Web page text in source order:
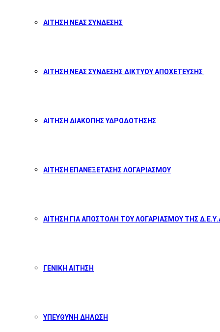
ΑΙΤΗΣΗ ΝΕΑΣ ΣΥΝΔΕΣΗΣ
ΑΙΤΗΣΗ ΝΕΑΣ ΣΥΝΔΕΣΗΣ ΔΙΚΤΥΟΥ ΑΠΟΧΕΤΕΥΣΗΣ
ΑΙΤΗΣΗ ΔΙΑΚΟΠΗΣ ΥΔΡΟΔΟΤΗΣΗΣ
ΑΙΤΗΣΗ ΕΠΑΝΕΞΕΤΑΣΗΣ ΛΟΓΑΡΙΑΣΜΟΥ
ΑΙΤΗΣΗ ΓΙΑ ΑΠΟΣΤΟΛΗ ΤΟΥ ΛΟΓΑΡΙΑΣΜΟΥ ΤΗΣ
ΓΕΝΙΚΗ ΑΙΤΗΣΗ
ΥΠΕΥΘΥΝΗ ΔΗΛΩΣΗ